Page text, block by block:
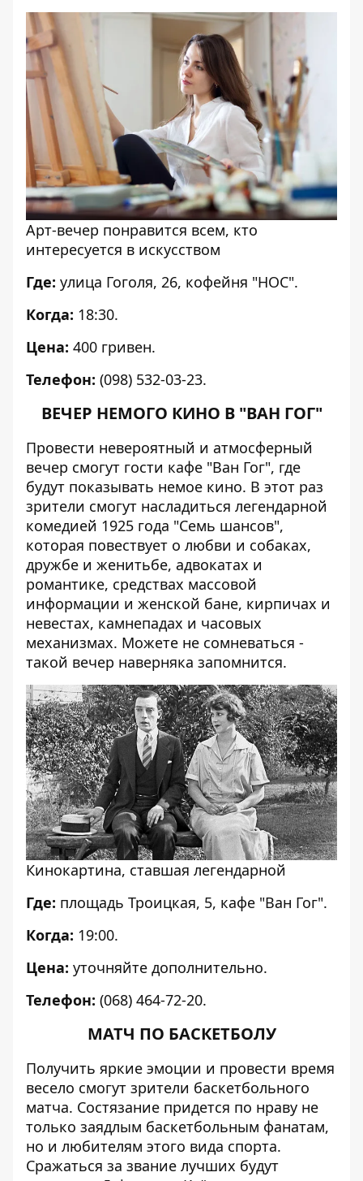
Арт-вечер понравится всем, кто
интересуется в искусством
Где: улица Гоголя, 26, кофейня "НОС".
Когда: 18:30.
Цена: 400 гривен.
Телефон: (098) 532-03-23.
ВЕЧЕР НЕМОГО КИНО В "ВАН ГОГ"
Провести невероятный и атмосферный
вечер смогут гости кафе "Ван Гог", где
будут показывать немое кино. В этот раз
зрители смогут насладиться легендарной
комедией 1925 года "Семь шансов",
которая повествует о любви и собаках,
дружбе и женитьбе, адвокатах и
романтике, средствах массовой
информации и женской бане, кирпичах и
невестах, камнепадах и часовых
механизмах. Можете не сомневаться -
такой вечер наверняка запомнится.
Кинокартина, ставшая легендарной
Где: площадь Троицкая, 5, кафе "Ван Гог".
Когда: 19:00.
Цена: уточняйте дополнительно.
Телефон: (068) 464-72-20.
МАТЧ ПО БАСКЕТБОЛУ
Получить яркие эмоции и провести время
весело смогут зрители баскетбольного
матча. Состязание придется по нраву не
только заядлым баскетбольным фанатам,
но и любителям этого вида спорта.
Сражаться за звание лучших будут